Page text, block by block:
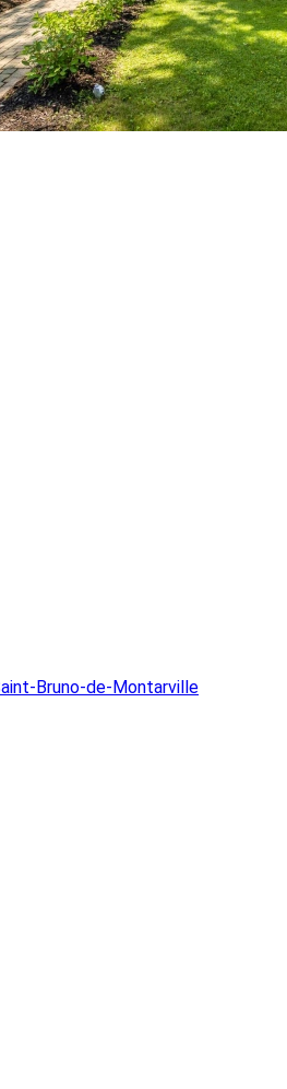
Bruno-de-Montarville